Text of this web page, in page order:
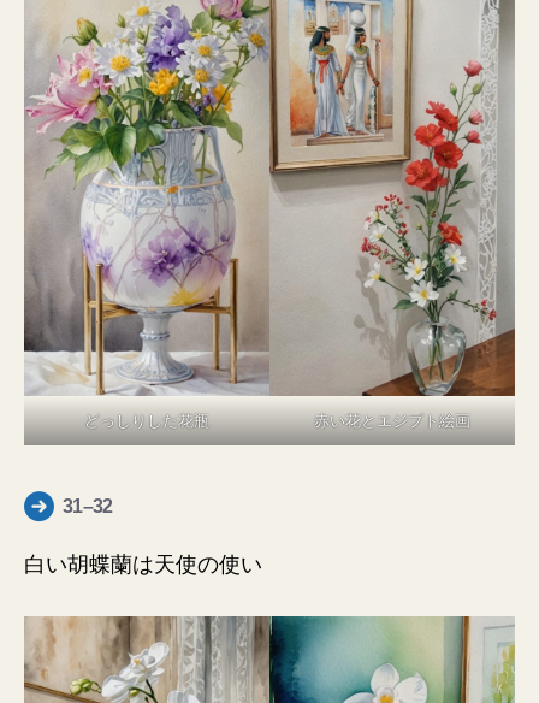
どっしりした花瓶 赤い花とエジプト絵画
31–32
白い胡蝶蘭は天使の使い